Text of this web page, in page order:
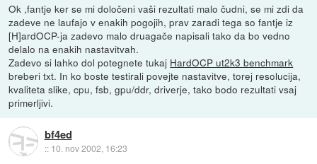
Ok ,fantje ker se mi določeni vaši rezultati malo čudni, se mi zdi da
zadeve ne laufajo v enakih pogojih, prav zaradi tega so fantje iz
[H]ardOCP-ja zadevo malo druagače napisali tako da bo vedno
delalo na enakih nastavitvah.
Zadevo si lahko dol potegnete tukaj HardOCP ut2k3 benchmark
breberi txt. In ko boste testirali povejte nastavitve, torej resolucija,
kvaliteta slike, cpu, fsb, gpu/ddr, driverje, tako bodo rezultati vsaj
primerljivi.
bf4ed
:: 10. nov 2002, 16:23